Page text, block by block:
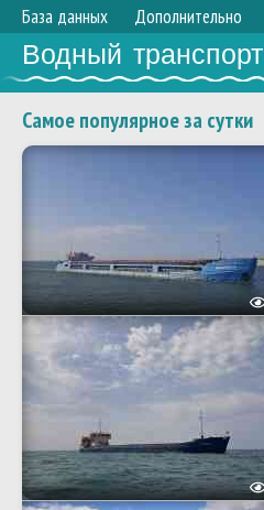
База данных Дополнительно
Водный транспорт
Самое популярное за сутки